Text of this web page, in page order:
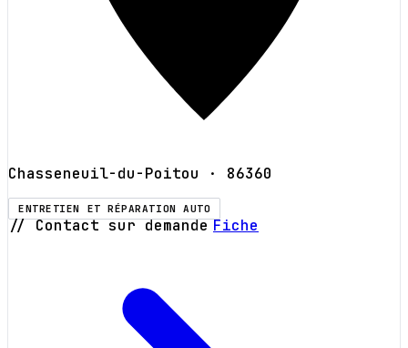
Chasseneuil-du-Poitou · 86360
ENTRETIEN ET RÉPARATION AUTO
// Contact sur demande Fiche